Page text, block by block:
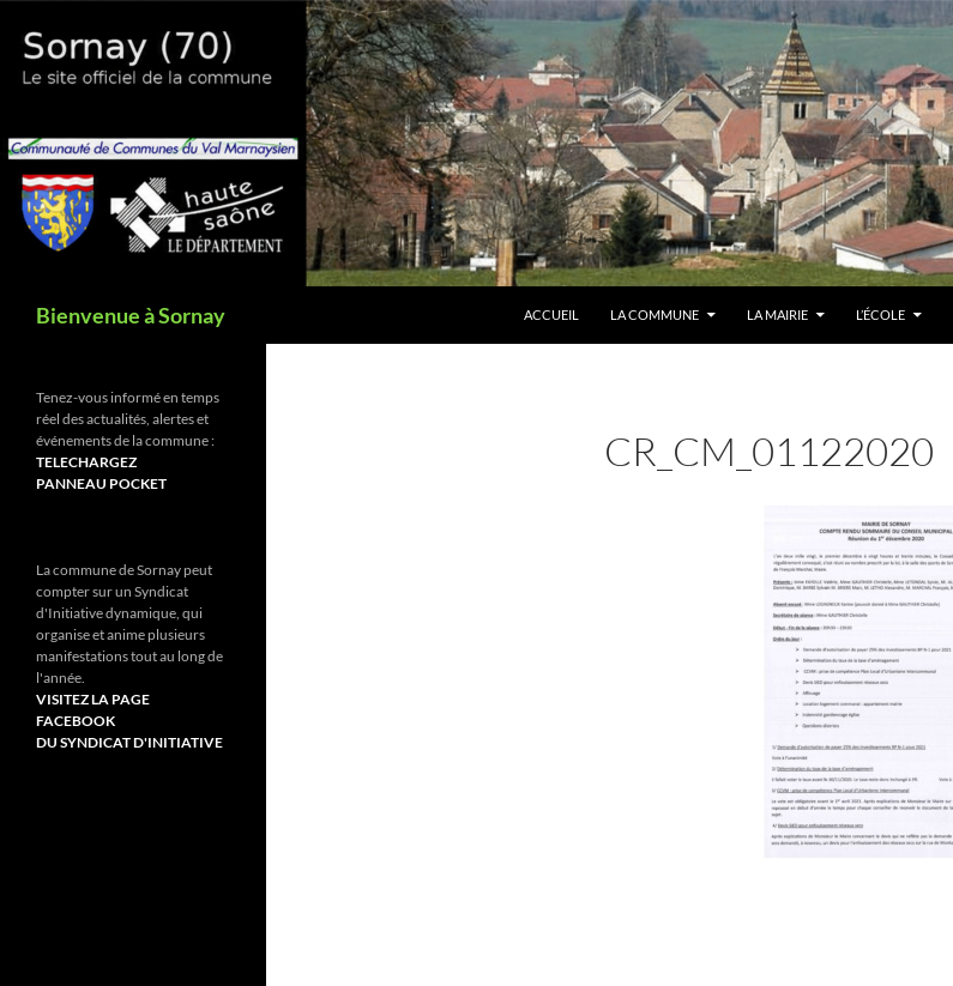
contenu
Bienvenue à Sornay ACCUEIL LA COMMUNE LA MAIRIE L’ÉCOLE
CR_CM_01122020
Tenez-vous informé en temps
réel des actualités, alertes et
événements de la commune :
TELECHARGEZ
PANNEAU POCKET
La commune de Sornay peut
compter sur un Syndicat
d'Initiative dynamique, qui
organise et anime plusieurs
manifestations tout au long de
l'année.
VISITEZ LA PAGE
FACEBOOK
DU SYNDICAT D'INITIATIVE